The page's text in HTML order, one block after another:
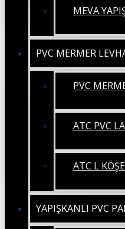
MEVA
PVC MERMER
PVC
ATC PVC
ATC L
YAPIŞKANLI PVC